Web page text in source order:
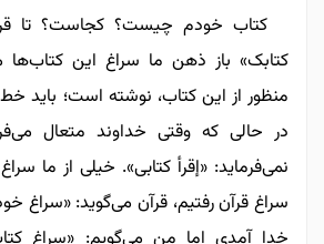
کتاب خودم چیست؟ کجاست؟ تا
کتابک» باز ذهن ما سراغ این کتاب‌ها
منظور از این کتاب، نوشته است؛ باید
در حالی که وقتی خداوند متعال
نمی‌فرماید: «إقرأ کتابی». خیلی از ما
سراغ قرآن رفتیم، قرآن می‌گوید: «سراغ